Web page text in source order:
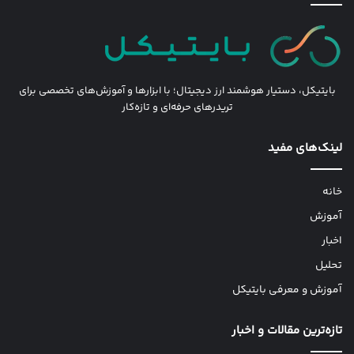
بایتیکل، دستیار هوشمند ارز دیجیتال؛ با ابزارها و آموزش‌های تخصصی برای
تریدرهای حرفه‌ای و تازه‌کار
لینک‌های مفید
خانه
آموزش
اخبار
تحلیل
آموزش و معرفی بایتیکل
تازه‌ترین مقالات و اخبار